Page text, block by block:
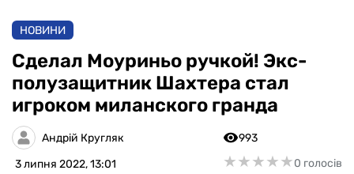
АНАЛІТИКА
ІНТЕРВ'Ю
РІЗНЕ
НОВИНИ
Сделал Моуриньо ручкой! Экс-
полузащитник Шахтера стал
игроком миланского гранда
Андрій Кругляк
3 липня 2022, 13:01
993
★★★★★
★★★★★0 голосів